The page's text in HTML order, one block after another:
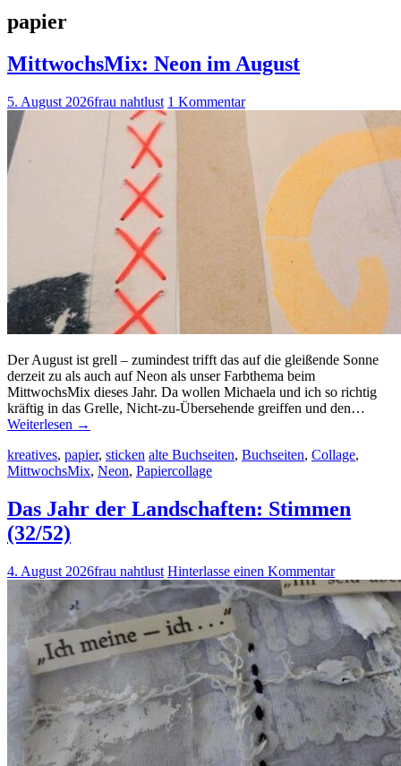
papier
MittwochsMix: Neon im August
5. August 2026frau nahtlust 1 Kommentar
Der August ist grell – zumindest trifft das auf die gleißende Sonne
derzeit zu als auch auf Neon als unser Farbthema beim
MittwochsMix dieses Jahr. Da wollen Michaela und ich so richtig
kräftig in das Grelle, Nicht-zu-Übersehende greiffen und den…
Weiterlesen →
kreatives, papier, sticken alte Buchseiten, Buchseiten, Collage,
MittwochsMix, Neon, Papiercollage
Das Jahr der Landschaften: Stimmen
(32/52)
4. August 2026frau nahtlust Hinterlasse einen Kommentar